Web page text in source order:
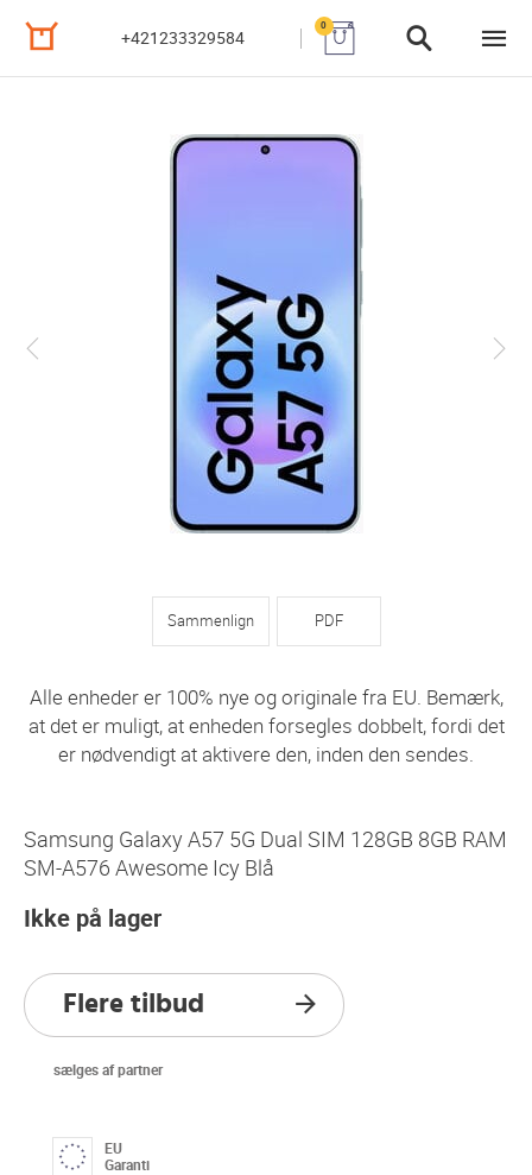
+421233329584
0
Sammenlign PDF
Alle enheder er 100% nye og originale fra EU. Bemærk,
at det er muligt, at enheden forsegles dobbelt, fordi det
er nødvendigt at aktivere den, inden den sendes.
Samsung Galaxy A57 5G Dual SIM 128GB 8GB RAM
SM-A576 Awesome Icy Blå
Ikke på lager
Flere tilbud
sælges af partner
EU
Garanti